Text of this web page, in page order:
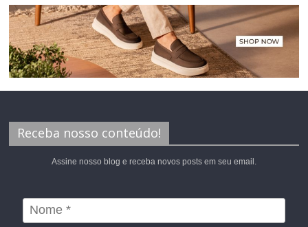
Receba nosso conteúdo!
Assine nosso blog e receba novos posts em seu email.